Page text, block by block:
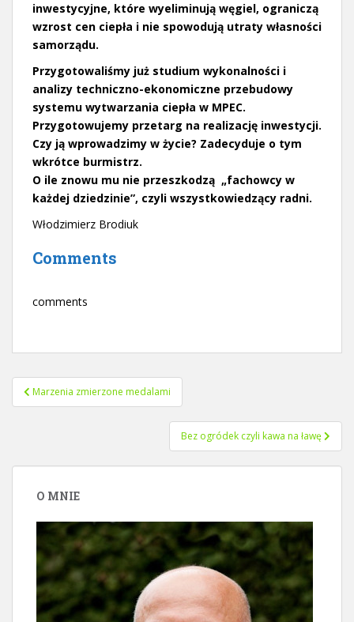
inwestycyjne, które wyeliminują węgiel, ograniczą
wzrost cen ciepła i nie spowodują utraty własności
samorządu.
Przygotowaliśmy już studium wykonalności i
analizy techniczno-ekonomiczne przebudowy
systemu wytwarzania ciepła w MPEC.
Przygotowujemy przetarg na realizację inwestycji.
Czy ją wprowadzimy w życie? Zadecyduje o tym
wkrótce burmistrz.
O ile znowu mu nie przeszkodzą „fachowcy w
każdej dziedzinie”, czyli wszystkowiedzący radni.
Włodzimierz Brodiuk
Comments
comments
Nawigacja
wpisu
Marzenia zmierzone medalami
Bez ogródek czyli kawa na ławę
O MNIE